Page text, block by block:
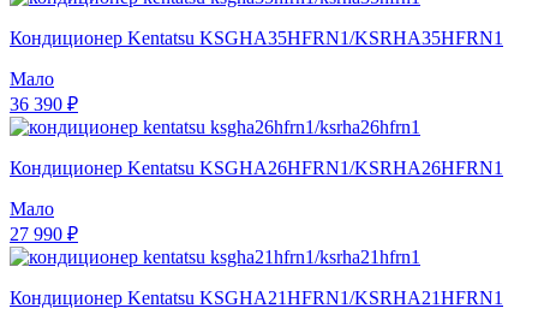
Кондиционер Kentatsu KSGHA35HFRN1/KSRHA35HFRN1
Мало
36 390 ₽
Кондиционер Kentatsu KSGHA26HFRN1/KSRHA26HFRN1
Мало
27 990 ₽
Кондиционер Kentatsu KSGHA21HFRN1/KSRHA21HFRN1